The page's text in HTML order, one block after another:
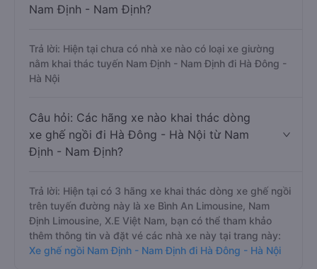
Nam Định - Nam Định?
Trả lời: Hiện tại chưa có nhà xe nào có loại xe giường
nằm khai thác tuyến Nam Định - Nam Định đi Hà Đông -
Hà Nội
Câu hỏi: Các hãng xe nào khai thác dòng
xe ghế ngồi đi Hà Đông - Hà Nội từ Nam
Định - Nam Định?
Trả lời: Hiện tại có 3 hãng xe khai thác dòng xe ghế ngồi
trên tuyến đường này là xe Bình An Limousine, Nam
Định Limousine, X.E Việt Nam, bạn có thể tham khảo
thêm thông tin và đặt vé các nhà xe này tại trang này:
Xe ghế ngồi Nam Định - Nam Định đi Hà Đông - Hà Nội